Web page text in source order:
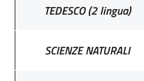
TEDESCO (2 lingua)
SCIENZE NATURALI